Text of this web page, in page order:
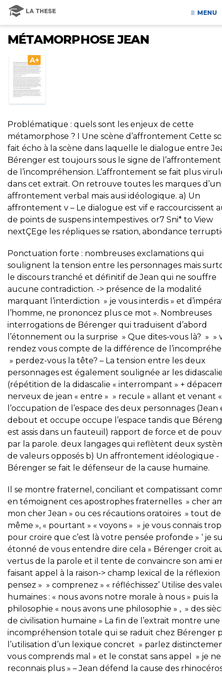
MENU
MÉTAMORPHOSE JEAN
A+
Problématique : quels sont les enjeux de cette
métamorphose ? I Une scène d’affrontement Cette
fait écho à la scène dans laquelle le dialogue entre
Bérenger est toujours sous le signe de
de l’incompréhension. L’affrontement se fait plus
dans cet extrait. On retrouve toutes les marques d’un
affrontement verbal mais ausi idéologique. a) Un
affrontement v – Le dialogue est vif e raccourcissent
de points de suspens intempestives. or7 Sni* to View
nextÇEge les répliques se rsation, abondance
Ponctuation forte : nombreuses exclamations qui
soulignent la tension entre les personnages mais
le discours tranché et définitif de Jean qui ne souffre
aucune contradiction. -> présence de la modalité
marquant l’interdiction » je vous interdis » et
l’homme, ne prononcez plus ce mot ». Nombreuses
interrogations de Bérenger qui traduisent d’abord
l’étonnement ou la surprise » Que dites-vous là? » »
rendez vous compte de la différence de
» perdez-vous la tête? – La tension entre les deux
personnages est également soulignée ar les
(répétition de la didascalie « interrompant » +
nerveux de jean « entre » » recule » allant et venant
l’occupation de l’espace des deux personnages (Jean
debout et occupe occupe l’espace tandis que
est assis dans un fauteuil) rapport de force et de
par la parole. deux langages qui reflètent deux
de valeurs opposés b) Un affrontement idéologique -
Bérenger se fait le défenseur de la cause humaine.
Il se montre fraternel, conciliant et compatissant
en témoignent ces apostrophes fraternelles » cher
mon cher Jean » ou ces récautions oratoires » tout de
même », « pourtant » « voyons » » je vous connais
pour croire que c’est là votre pensée profonde » ‘ je
étonné de vous entendre dire cela » Bérenger croit
vertus de la parole et il tente de convaincre son ami
faisant appel à la raison-> champ lexical de la
pensez » » comprenez » « réfléchissez’ Utilise des
humaines : « nous avons notre morale à nous » puis la
philosophie « nous avons une philosophie » , » des
de civilisation humaine » La fin de l’extrait montre une
incompréhension totale qui se raduit chez Bérenger
l’utilisation d’un lexique concret » parlez
vous comprends mal » et le constat sans appel » je
reconnais plus » – Jean défend la cause des